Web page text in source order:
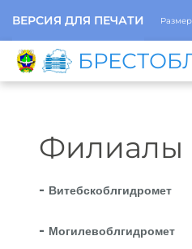
ВЕРСИЯ ДЛЯ ПЕЧАТИ
Филиалы
- Витебскоблгидромет
- Могилевоблгидромет